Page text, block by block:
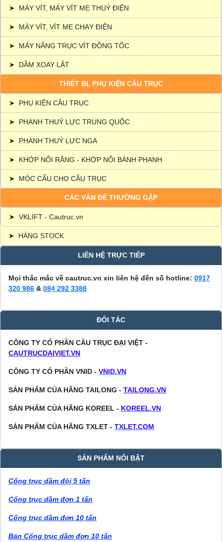
➤ MÁY VÍT, MÁY VÍT ME THUỶ ĐIỆN
➤ MÁY VÍT, VÍT ME CHẠY ĐIỆN
➤ MÁY NÂNG TRỤC VÍT ĐỒNG TỐC
➤ DẦM XOAY LẬT
THIẾT BỊ, PHỤ KIỆN CẦU TRỤC
➤ PHỤ KIỆN CẦU TRỤC
➤ PHANH THUỶ LỰC TRUNG QUỐC
➤ PHANH THUỶ LỰC NGA
➤ KHỚP NỐI RĂNG - KHỚP NỐI BÁNH PHANH
➤ MÓC CẨU CHO CẦU TRỤC
CÁC VẤN ĐỀ THƯỜNG GẶP
➤ VKLIFT - Cautruc.vn
➤ HÀNG STOCK
LIÊN HỆ TRỰC TIẾP
Mọi thắc mắc về cautruc.vn xin liên hệ đến số hotline: 0917
320 986 & 084 292 3388
ĐỐI TÁC
CÔNG TY CỔ PHẦN CẦU TRỤC ĐẠI VIỆT -
CAUTRUCDAIVIET.VN
CÔNG TY CỔ PHẦN VNID - VNID.VN
SẢN PHẨM CỦA HÃNG TAILONG - TAILONG.VN
SẢN PHẨM CỦA HÃNG KOREEL - KOREEL.VN
SẢN PHẨM CỦA HÃNG TXLET - TXLET.COM
SẢN PHẨM NỔI BẬT
Cổng trục dầm đôi 5 tấn
Cổng trục dầm đơn 1 tấn
Cổng trục dầm đơn 10 tấn
Bán Cổng trục dầm đơn 10 tấn